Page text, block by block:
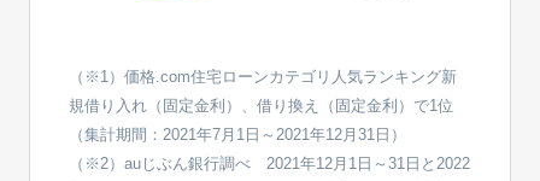
（※1）価格.com住宅ローンカテゴリ人気ランキング新
規借り入れ（固定金利）、借り換え（固定金利）で1位
（集計期間：2021年7月1日～2021年12月31日）
（※2）auじぶん銀行調べ 2021年12月1日～31日と2022